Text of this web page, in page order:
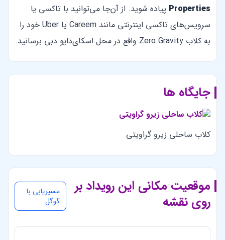
Properties پیاده شوید. از آن‌جا می‌توانید با تاکسی یا
سرویس‌های تاکسی اینترنتی مانند Careem یا Uber خود را
به کلاب Zero Gravity واقع در محل اسکای‌دایو دبی برسانید.
جایگاه ها
کلاب ساحلی زیرو گراویتی
موقعیت مکانی این رویداد بر
روی نقشه
مسیریابی با
گوگل